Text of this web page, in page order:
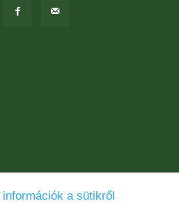
információk a sütikről
Jogi nyilatkozat